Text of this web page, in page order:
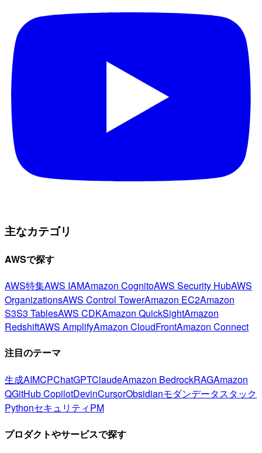
主なカテゴリ
AWSで探す
AWS特集AWS IAMAmazon CognitoAWS Security HubAWS
OrganizationsAWS Control TowerAmazon EC2Amazon
S3S3 TablesAWS CDKAmazon QuickSightAmazon
RedshiftAWS AmplifyAmazon CloudFrontAmazon Connect
注目のテーマ
生成AIMCPChatGPTClaudeAmazon BedrockRAGAmazon
QGitHub CopilotDevinCursorObsidianモダンデータスタック
PythonセキュリティPM
プロダクトやサービスで探す